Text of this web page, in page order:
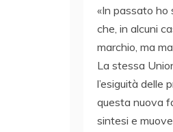
«In passato
che, in alcuni
marchio, ma
La stessa
l’esiguità delle
questa nuova
sintesi e